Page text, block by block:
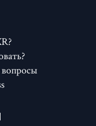
вопросы